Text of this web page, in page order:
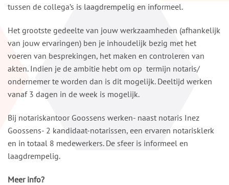
tussen de collega’s is laagdrempelig en informeel.
Het grootste gedeelte van jouw werkzaamheden (afhankelijk
van jouw ervaringen) ben je inhoudelijk bezig met het
voeren van besprekingen, het maken en controleren van
akten. Indien je de ambitie hebt om op termijn notaris/
ondernemer te worden dan is dit mogelijk. Deeltijd werken
vanaf 3 dagen in de week is mogelijk.
Bij notariskantoor Goossens werken- naast notaris Inez
Goossens- 2 kandidaat-notarissen, een ervaren notarisklerk
en in totaal 8 medewerkers. De sfeer is informeel en
laagdrempelig.
Meer info?